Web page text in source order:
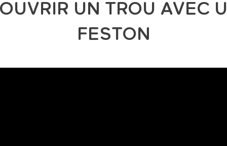
UN TROU AVEC
FESTON